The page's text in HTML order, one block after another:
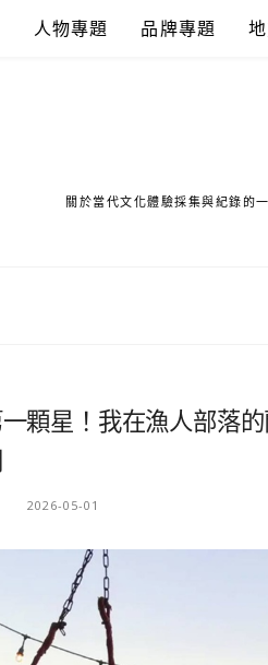
人物專題 品牌專題
關於當代文化體驗採集與紀錄的
顆星！我在漁人部落
2026-05-01